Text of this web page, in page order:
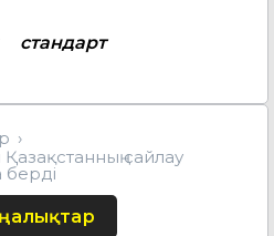
стандарт
сайлау